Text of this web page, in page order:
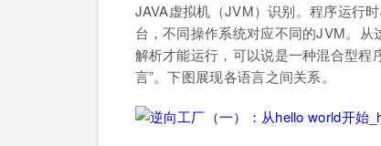
JAVA虚拟机（JVM）识别。程序运行
台，不同操作系统对应不同的JVM。
解析才能运行，可以说是一种混合型程
言”。下图展现各语言之间关系。